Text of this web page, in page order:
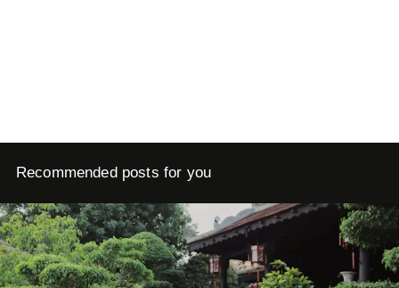
Recommended posts for you